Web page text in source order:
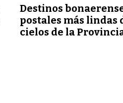
Destinos
postales más lindas
cielos de la